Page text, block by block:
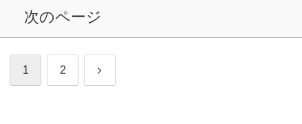
次のページ
1 2 次